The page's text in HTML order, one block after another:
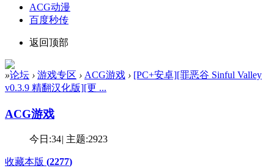
ACG动漫
百度秒传
返回顶部
»论坛 › 游戏专区 › ACG游戏 › [PC+安卓][罪恶谷 Sinful Valley
v0.3.9 精翻汉化版][更 ...
ACG游戏
今日:34| 主题:2923
收藏本版 (2277)